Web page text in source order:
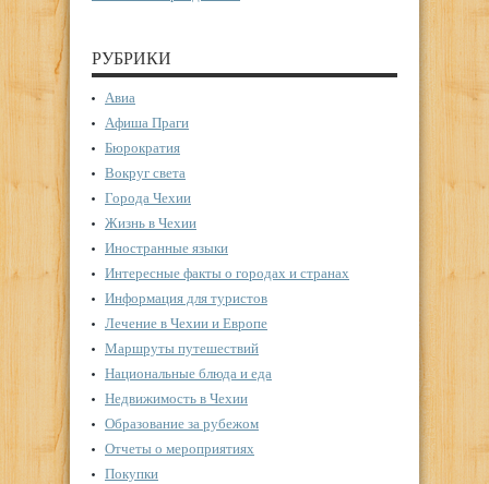
РУБРИКИ
Авиа
Афиша Праги
Бюрократия
Вокруг света
Города Чехии
Жизнь в Чехии
Иностранные языки
Интересные факты о городах и странах
Информация для туристов
Лечение в Чехии и Европе
Маршруты путешествий
Национальные блюда и еда
Недвижимость в Чехии
Образование за рубежом
Отчеты о мероприятиях
Покупки